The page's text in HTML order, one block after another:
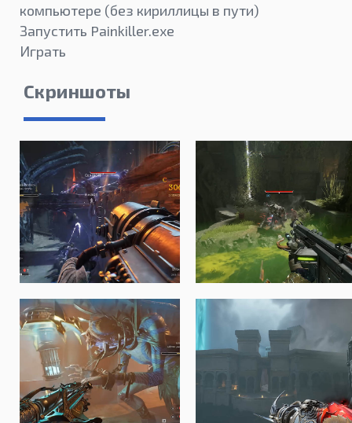
компьютере (без кириллицы в пути)
Запустить Painkiller.exe
Играть
Скриншоты